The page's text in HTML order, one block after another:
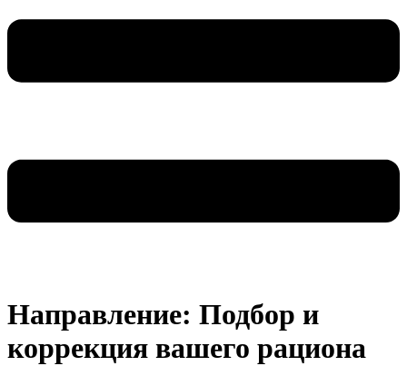
Направление: Подбор и
коррекция вашего рациона